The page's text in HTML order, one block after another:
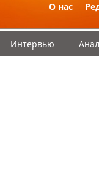
О нас
Интервью